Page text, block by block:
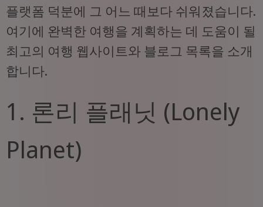
플랫폼 덕분에 그 어느 때보다 쉬워졌습니다.
여기에 완벽한 여행을 계획하는 데 도움이 될
최고의 여행 웹사이트와 블로그 목록을 소개
합니다.
1. 론리 플래닛 (Lonely
Planet)